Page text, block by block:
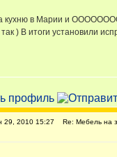
кухню в Марии и
) В итоги установили
29, 2010 15:27 Re: Мебель на